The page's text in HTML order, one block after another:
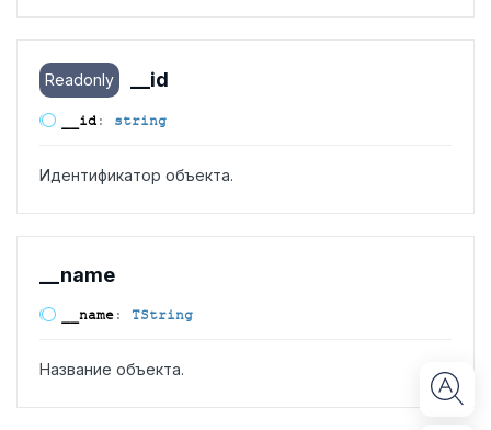
Readonly __id
__id: string
Идентификатор объекта.
__name
__name: TString
Название объекта.